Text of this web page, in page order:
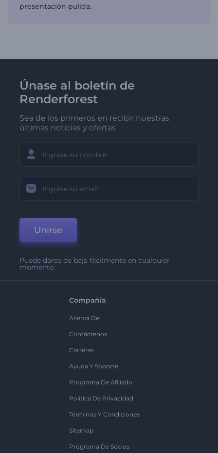
presentación pulida.
Únase al boletín de
Renderforest
Sea de los primeros en recibir nuestras
últimas noticias y ofertas
Unirse
Puede darse de baja fácilmente en cualquier
momento.
Compañía
Acerca De
Contáctenos
Carreras
Ayuda Y Soporte
Programa De Afiliado
Política De Privacidad
Términos Y Condiciones
Sitemap
Programa De Socios